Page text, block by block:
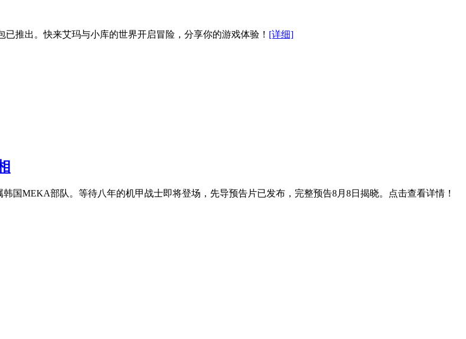
推出。快来艾玛与小库的世界开启冒险，分享你的游戏体验！ [详细]
韩国MEKA部队。等待八年的机甲战士即将登场，先导预告片已发布，完整预告8月8日揭晓。点击查看详情！